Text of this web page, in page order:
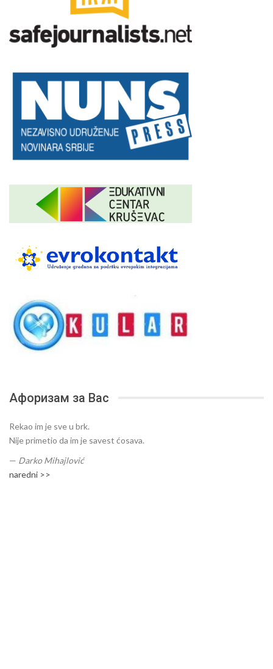
Афоризам за Вас
Rekao im je sve u brk.
Nije primetio da im je savest ćosava.
— Darko Mihajlović
naredni >>